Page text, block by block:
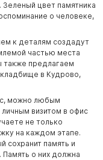
Зеленый цвет памятника
о человеке,
к деталям создадут
частью места
также предлагаем
кладбище в Кудрово,
можно любым
визитом в офис
не только
на каждом этапе.
сохранит память и
о них должна